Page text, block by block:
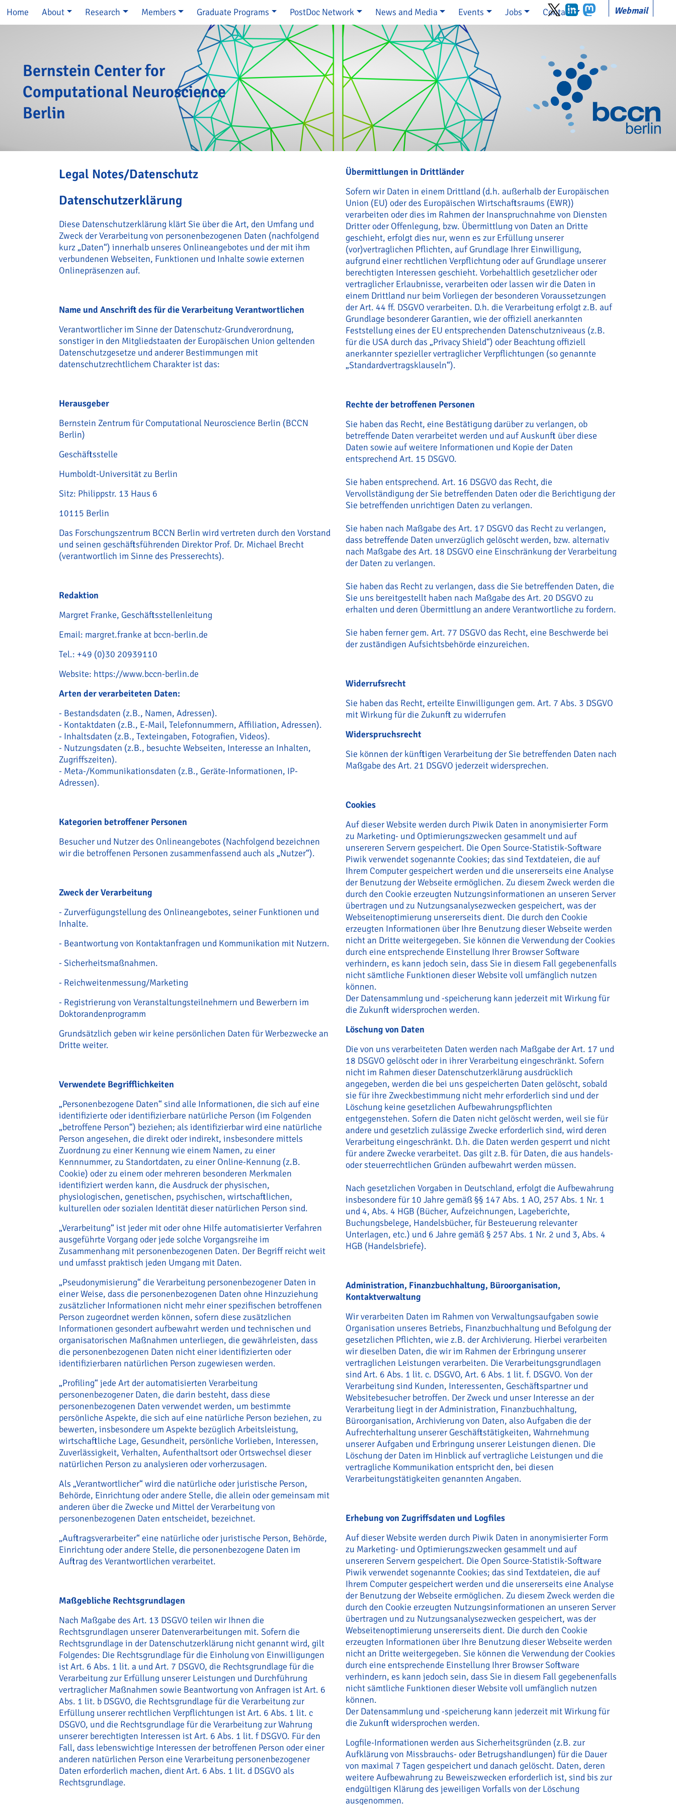
Skip navigation
Home About Research Members Graduate Programs PostDoc Network News and Media Events Jobs Contact
Bernstein Center for
Computational Neuroscience
Berlin
Webmail
Legal Notes/Datenschutz
Datenschutzerklärung
Diese Datenschutzerklärung klärt Sie über die Art, den Umfang und
Zweck der Verarbeitung von personenbezogenen Daten (nachfolgend
kurz „Daten“) innerhalb unseres Onlineangebotes und der mit ihm
verbundenen Webseiten, Funktionen und Inhalte sowie externen
Onlinepräsenzen auf.
Name und Anschrift des für die Verarbeitung Verantwortlichen
Verantwortlicher im Sinne der Datenschutz-Grundverordnung,
sonstiger in den Mitgliedstaaten der Europäischen Union geltenden
Datenschutzgesetze und anderer Bestimmungen mit
datenschutzrechtlichem Charakter ist das:
Herausgeber
Bernstein Zentrum für Computational Neuroscience Berlin (BCCN
Berlin)
Geschäftsstelle
Humboldt-Universität zu Berlin
Sitz: Philippstr. 13 Haus 6
10115 Berlin
Das Forschungszentrum BCCN Berlin wird vertreten durch den Vorstand
und seinen geschäftsführenden Direktor Prof. Dr. Michael Brecht
(verantwortlich im Sinne des Presserechts).
Redaktion
Margret Franke, Geschäftsstellenleitung
Email: margret.franke at bccn-berlin.de
Tel.: +49 (0)30 20939110
Website: https://www.bccn-berlin.de
Arten der verarbeiteten Daten:
- Bestandsdaten (z.B., Namen, Adressen).
- Kontaktdaten (z.B., E-Mail, Telefonnummern, Affiliation, Adressen).
- Inhaltsdaten (z.B., Texteingaben, Fotografien, Videos).
- Nutzungsdaten (z.B., besuchte Webseiten, Interesse an Inhalten,
Zugriffszeiten).
- Meta-/Kommunikationsdaten (z.B., Geräte-Informationen, IP-
Adressen).
Kategorien betroffener Personen
Besucher und Nutzer des Onlineangebotes (Nachfolgend bezeichnen
wir die betroffenen Personen zusammenfassend auch als „Nutzer“).
Zweck der Verarbeitung
- Zurverfügungstellung des Onlineangebotes, seiner Funktionen und
Inhalte.
- Beantwortung von Kontaktanfragen und Kommunikation mit Nutzern.
- Sicherheitsmaßnahmen.
- Reichweitenmessung/Marketing
- Registrierung von Veranstaltungsteilnehmern und Bewerbern im
Doktorandenprogramm
Grundsätzlich geben wir keine persönlichen Daten für Werbezwecke an
Dritte weiter.
Verwendete Begrifflichkeiten
„Personenbezogene Daten“ sind alle Informationen, die sich auf eine
identifizierte oder identifizierbare natürliche Person (im Folgenden
„betroffene Person“) beziehen; als identifizierbar wird eine natürliche
Person angesehen, die direkt oder indirekt, insbesondere mittels
Zuordnung zu einer Kennung wie einem Namen, zu einer
Kennnummer, zu Standortdaten, zu einer Online-Kennung (z.B.
Cookie) oder zu einem oder mehreren besonderen Merkmalen
identifiziert werden kann, die Ausdruck der physischen,
physiologischen, genetischen, psychischen, wirtschaftlichen,
kulturellen oder sozialen Identität dieser natürlichen Person sind.
„Verarbeitung“ ist jeder mit oder ohne Hilfe automatisierter Verfahren
ausgeführte Vorgang oder jede solche Vorgangsreihe im
Zusammenhang mit personenbezogenen Daten. Der Begriff reicht weit
und umfasst praktisch jeden Umgang mit Daten.
„Pseudonymisierung“ die Verarbeitung personenbezogener Daten in
einer Weise, dass die personenbezogenen Daten ohne Hinzuziehung
zusätzlicher Informationen nicht mehr einer spezifischen betroffenen
Person zugeordnet werden können, sofern diese zusätzlichen
Informationen gesondert aufbewahrt werden und technischen und
organisatorischen Maßnahmen unterliegen, die gewährleisten, dass
die personenbezogenen Daten nicht einer identifizierten oder
identifizierbaren natürlichen Person zugewiesen werden.
„Profiling“ jede Art der automatisierten Verarbeitung
personenbezogener Daten, die darin besteht, dass diese
personenbezogenen Daten verwendet werden, um bestimmte
persönliche Aspekte, die sich auf eine natürliche Person beziehen, zu
bewerten, insbesondere um Aspekte bezüglich Arbeitsleistung,
wirtschaftliche Lage, Gesundheit, persönliche Vorlieben, Interessen,
Zuverlässigkeit, Verhalten, Aufenthaltsort oder Ortswechsel dieser
natürlichen Person zu analysieren oder vorherzusagen.
Als „Verantwortlicher“ wird die natürliche oder juristische Person,
Behörde, Einrichtung oder andere Stelle, die allein oder gemeinsam mit
anderen über die Zwecke und Mittel der Verarbeitung von
personenbezogenen Daten entscheidet, bezeichnet.
„Auftragsverarbeiter“ eine natürliche oder juristische Person, Behörde,
Einrichtung oder andere Stelle, die personenbezogene Daten im
Auftrag des Verantwortlichen verarbeitet.
Maßgebliche Rechtsgrundlagen
Nach Maßgabe des Art. 13 DSGVO teilen wir Ihnen die
Rechtsgrundlagen unserer Datenverarbeitungen mit. Sofern die
Rechtsgrundlage in der Datenschutzerklärung nicht genannt wird, gilt
Folgendes: Die Rechtsgrundlage für die Einholung von Einwilligungen
ist Art. 6 Abs. 1 lit. a und Art. 7 DSGVO, die Rechtsgrundlage für die
Verarbeitung zur Erfüllung unserer Leistungen und Durchführung
vertraglicher Maßnahmen sowie Beantwortung von Anfragen ist Art. 6
Abs. 1 lit. b DSGVO, die Rechtsgrundlage für die Verarbeitung zur
Erfüllung unserer rechtlichen Verpflichtungen ist Art. 6 Abs. 1 lit. c
DSGVO, und die Rechtsgrundlage für die Verarbeitung zur Wahrung
unserer berechtigten Interessen ist Art. 6 Abs. 1 lit. f DSGVO. Für den
Fall, dass lebenswichtige Interessen der betroffenen Person oder einer
anderen natürlichen Person eine Verarbeitung personenbezogener
Daten erforderlich machen, dient Art. 6 Abs. 1 lit. d DSGVO als
Rechtsgrundlage.
Übermittlungen in Drittländer
Sofern wir Daten in einem Drittland (d.h. außerhalb der Europäischen
Union (EU) oder des Europäischen Wirtschaftsraums (EWR))
verarbeiten oder dies im Rahmen der Inanspruchnahme von Diensten
Dritter oder Offenlegung, bzw. Übermittlung von Daten an Dritte
geschieht, erfolgt dies nur, wenn es zur Erfüllung unserer
(vor)vertraglichen Pflichten, auf Grundlage Ihrer Einwilligung,
aufgrund einer rechtlichen Verpflichtung oder auf Grundlage unserer
berechtigten Interessen geschieht. Vorbehaltlich gesetzlicher oder
vertraglicher Erlaubnisse, verarbeiten oder lassen wir die Daten in
einem Drittland nur beim Vorliegen der besonderen Voraussetzungen
der Art. 44 ff. DSGVO verarbeiten. D.h. die Verarbeitung erfolgt z.B. auf
Grundlage besonderer Garantien, wie der offiziell anerkannten
Feststellung eines der EU entsprechenden Datenschutzniveaus (z.B.
für die USA durch das „Privacy Shield“) oder Beachtung offiziell
anerkannter spezieller vertraglicher Verpflichtungen (so genannte
„Standardvertragsklauseln“).
Rechte der betroffenen Personen
Sie haben das Recht, eine Bestätigung darüber zu verlangen, ob
betreffende Daten verarbeitet werden und auf Auskunft über diese
Daten sowie auf weitere Informationen und Kopie der Daten
entsprechend Art. 15 DSGVO.
Sie haben entsprechend. Art. 16 DSGVO das Recht, die
Vervollständigung der Sie betreffenden Daten oder die Berichtigung der
Sie betreffenden unrichtigen Daten zu verlangen.
Sie haben nach Maßgabe des Art. 17 DSGVO das Recht zu verlangen,
dass betreffende Daten unverzüglich gelöscht werden, bzw. alternativ
nach Maßgabe des Art. 18 DSGVO eine Einschränkung der Verarbeitung
der Daten zu verlangen.
Sie haben das Recht zu verlangen, dass die Sie betreffenden Daten, die
Sie uns bereitgestellt haben nach Maßgabe des Art. 20 DSGVO zu
erhalten und deren Übermittlung an andere Verantwortliche zu fordern.
Sie haben ferner gem. Art. 77 DSGVO das Recht, eine Beschwerde bei
der zuständigen Aufsichtsbehörde einzureichen.
Widerrufsrecht
Sie haben das Recht, erteilte Einwilligungen gem. Art. 7 Abs. 3 DSGVO
mit Wirkung für die Zukunft zu widerrufen
Widerspruchsrecht
Sie können der künftigen Verarbeitung der Sie betreffenden Daten nach
Maßgabe des Art. 21 DSGVO jederzeit widersprechen.
Cookies
Auf dieser Website werden durch Piwik Daten in anonymisierter Form
zu Marketing- und Optimierungszwecken gesammelt und auf
unsereren Servern gespeichert. Die Open Source-Statistik-Software
Piwik verwendet sogenannte Cookies; das sind Textdateien, die auf
Ihrem Computer gespeichert werden und die unsererseits eine Analyse
der Benutzung der Webseite ermöglichen. Zu diesem Zweck werden die
durch den Cookie erzeugten Nutzungsinformationen an unseren Server
übertragen und zu Nutzungsanalysezwecken gespeichert, was der
Webseitenoptimierung unsererseits dient. Die durch den Cookie
erzeugten Informationen über Ihre Benutzung dieser Webseite werden
nicht an Dritte weitergegeben. Sie können die Verwendung der Cookies
durch eine entsprechende Einstellung Ihrer Browser Software
verhindern, es kann jedoch sein, dass Sie in diesem Fall gegebenenfalls
nicht sämtliche Funktionen dieser Website voll umfänglich nutzen
können.
Der Datensammlung und -speicherung kann jederzeit mit Wirkung für
die Zukunft widersprochen werden.
Löschung von Daten
Die von uns verarbeiteten Daten werden nach Maßgabe der Art. 17 und
18 DSGVO gelöscht oder in ihrer Verarbeitung eingeschränkt. Sofern
nicht im Rahmen dieser Datenschutzerklärung ausdrücklich
angegeben, werden die bei uns gespeicherten Daten gelöscht, sobald
sie für ihre Zweckbestimmung nicht mehr erforderlich sind und der
Löschung keine gesetzlichen Aufbewahrungspflichten
entgegenstehen. Sofern die Daten nicht gelöscht werden, weil sie für
andere und gesetzlich zulässige Zwecke erforderlich sind, wird deren
Verarbeitung eingeschränkt. D.h. die Daten werden gesperrt und nicht
für andere Zwecke verarbeitet. Das gilt z.B. für Daten, die aus handels-
oder steuerrechtlichen Gründen aufbewahrt werden müssen.
Nach gesetzlichen Vorgaben in Deutschland, erfolgt die Aufbewahrung
insbesondere für 10 Jahre gemäß §§ 147 Abs. 1 AO, 257 Abs. 1 Nr. 1
und 4, Abs. 4 HGB (Bücher, Aufzeichnungen, Lageberichte,
Buchungsbelege, Handelsbücher, für Besteuerung relevanter
Unterlagen, etc.) und 6 Jahre gemäß § 257 Abs. 1 Nr. 2 und 3, Abs. 4
HGB (Handelsbriefe).
Administration, Finanzbuchhaltung, Büroorganisation,
Kontaktverwaltung
Wir verarbeiten Daten im Rahmen von Verwaltungsaufgaben sowie
Organisation unseres Betriebs, Finanzbuchhaltung und Befolgung der
gesetzlichen Pflichten, wie z.B. der Archivierung. Hierbei verarbeiten
wir dieselben Daten, die wir im Rahmen der Erbringung unserer
vertraglichen Leistungen verarbeiten. Die Verarbeitungsgrundlagen
sind Art. 6 Abs. 1 lit. c. DSGVO, Art. 6 Abs. 1 lit. f. DSGVO. Von der
Verarbeitung sind Kunden, Interessenten, Geschäftspartner und
Websitebesucher betroffen. Der Zweck und unser Interesse an der
Verarbeitung liegt in der Administration, Finanzbuchhaltung,
Büroorganisation, Archivierung von Daten, also Aufgaben die der
Aufrechterhaltung unserer Geschäftstätigkeiten, Wahrnehmung
unserer Aufgaben und Erbringung unserer Leistungen dienen. Die
Löschung der Daten im Hinblick auf vertragliche Leistungen und die
vertragliche Kommunikation entspricht den, bei diesen
Verarbeitungstätigkeiten genannten Angaben.
Erhebung von Zugriffsdaten und Logfiles
Auf dieser Website werden durch Piwik Daten in anonymisierter Form
zu Marketing- und Optimierungszwecken gesammelt und auf
unsereren Servern gespeichert. Die Open Source-Statistik-Software
Piwik verwendet sogenannte Cookies; das sind Textdateien, die auf
Ihrem Computer gespeichert werden und die unsererseits eine Analyse
der Benutzung der Webseite ermöglichen. Zu diesem Zweck werden die
durch den Cookie erzeugten Nutzungsinformationen an unseren Server
übertragen und zu Nutzungsanalysezwecken gespeichert, was der
Webseitenoptimierung unsererseits dient. Die durch den Cookie
erzeugten Informationen über Ihre Benutzung dieser Webseite werden
nicht an Dritte weitergegeben. Sie können die Verwendung der Cookies
durch eine entsprechende Einstellung Ihrer Browser Software
verhindern, es kann jedoch sein, dass Sie in diesem Fall gegebenenfalls
nicht sämtliche Funktionen dieser Website voll umfänglich nutzen
können.
Der Datensammlung und -speicherung kann jederzeit mit Wirkung für
die Zukunft widersprochen werden.
Logfile-Informationen werden aus Sicherheitsgründen (z.B. zur
Aufklärung von Missbrauchs- oder Betrugshandlungen) für die Dauer
von maximal 7 Tagen gespeichert und danach gelöscht. Daten, deren
weitere Aufbewahrung zu Beweiszwecken erforderlich ist, sind bis zur
endgültigen Klärung des jeweiligen Vorfalls von der Löschung
ausgenommen.